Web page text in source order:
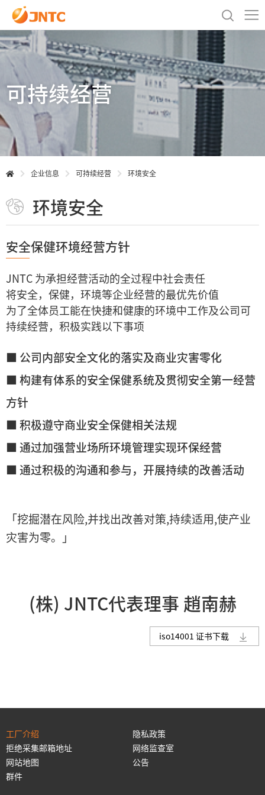
可持续经营
企业信息 可持续经营 环境安全
环境安全
安全保健环境经营方针
JNTC 为承担经营活动的全过程中社会责任
将安全，保健，环境等企业经营的最优先价值
为了全体员工能在快捷和健康的环境中工作及公司可
持续经营，积极实践以下事项
■ 公司内部安全文化的落实及商业灾害零化
■ 构建有体系的安全保健系统及贯彻安全第一经营
方针
■ 积极遵守商业安全保健相关法规
■ 通过加强营业场所环境管理实现环保经营
■ 通过积极的沟通和参与，开展持续的改善活动
「挖掘潜在风险,并找出改善对策,持续适用,使产业
灾害为零。」
(株) JNTC代表理事 趙南赫
iso14001 证书下载
工厂介绍
隐私政策
拒绝采集邮箱地址
网络监查室
网站地图
公告
群件